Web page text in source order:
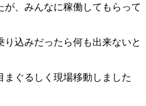
が、みんなに稼働してもらって
込みだったら何も出来ないと
ぐるしく現場移動しました